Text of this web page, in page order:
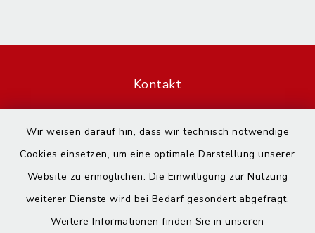
Wir weisen darauf hin, dass wir technisch notwendige
Cookies einsetzen, um eine optimale Darstellung unserer
Website zu ermöglichen. Die Einwilligung zur Nutzung
weiterer Dienste wird bei Bedarf gesondert abgefragt.
Weitere Informationen finden Sie in unseren
Kontakt
Datenschutz
Impressum